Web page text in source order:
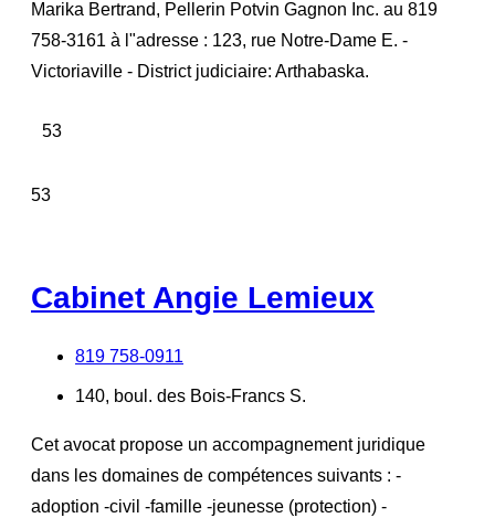
Marika Bertrand, Pellerin Potvin Gagnon Inc. au 819
758-3161 à l"adresse : 123, rue Notre-Dame E. -
Victoriaville - District judiciaire: Arthabaska.
53
53
Cabinet Angie Lemieux
819 758-0911
140, boul. des Bois-Francs S.
Cet avocat propose un accompagnement juridique
dans les domaines de compétences suivants : -
adoption -civil -famille -jeunesse (protection) -